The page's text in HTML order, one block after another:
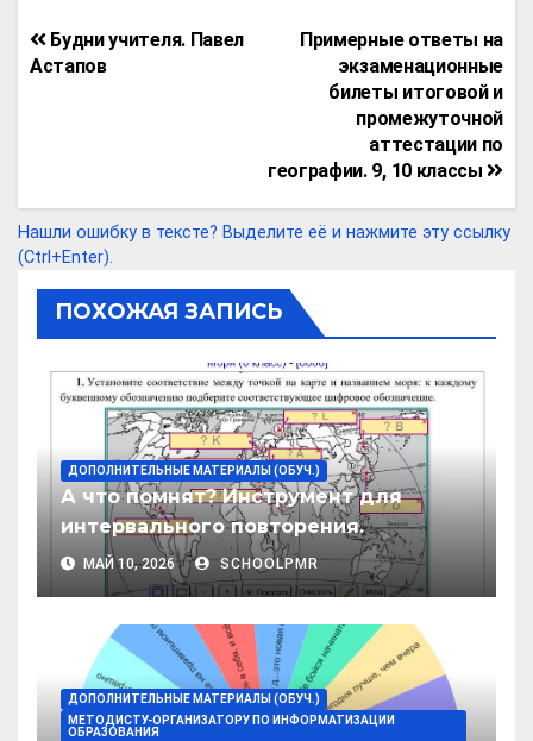
py
Li
er e
at
k
n
o
kl
a
ss
ni
ki
п
р
а
в
и
т
ь
Навигация
по
Примерные ответы на
экзаменационные
билеты итоговой и
промежуточной
аттестации по
географии. 9, 10 классы
Будни учителя. Павел
Астапов
Нашли ошибку в тексте? Выделите её и нажмите эту ссылку
(Ctrl+Enter).
ПОХОЖАЯ ЗАПИСЬ
ДОПОЛНИТЕЛЬНЫЕ МАТЕРИАЛЫ (ОБУЧ.)
А что помнят? Инструмент для
интервального повторения.
МАЙ 10, 2026 SCHOOLPMR
ДОПОЛНИТЕЛЬНЫЕ МАТЕРИАЛЫ (ОБУЧ.)
МЕТОДИСТУ-ОРГАНИЗАТОРУ ПО ИНФОРМАТИЗАЦИИ
ОБРАЗОВАНИЯ